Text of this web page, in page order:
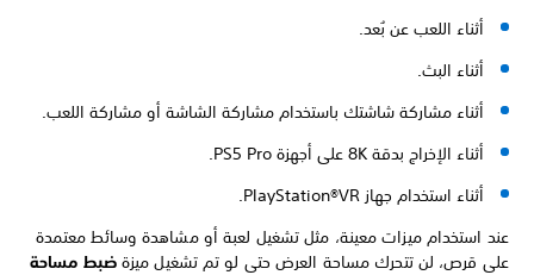
أثناء اللعب عن بُعد.
أثناء البث.
أثناء مشاركة شاشتك باستخدام مشاركة الشاشة أو مشاركة اللعب.
أثناء الإخراج بدقة 8K على أجهزة PS5 Pro.
أثناء استخدام جهاز PlayStation®VR.
عند استخدام ميزات معينة، مثل تشغيل لعبة أو مشاهدة وسائط معتمدة
على قرص، لن تتحرك مساحة العرض حتى لو تم تشغيل ميزةضبط مساحة